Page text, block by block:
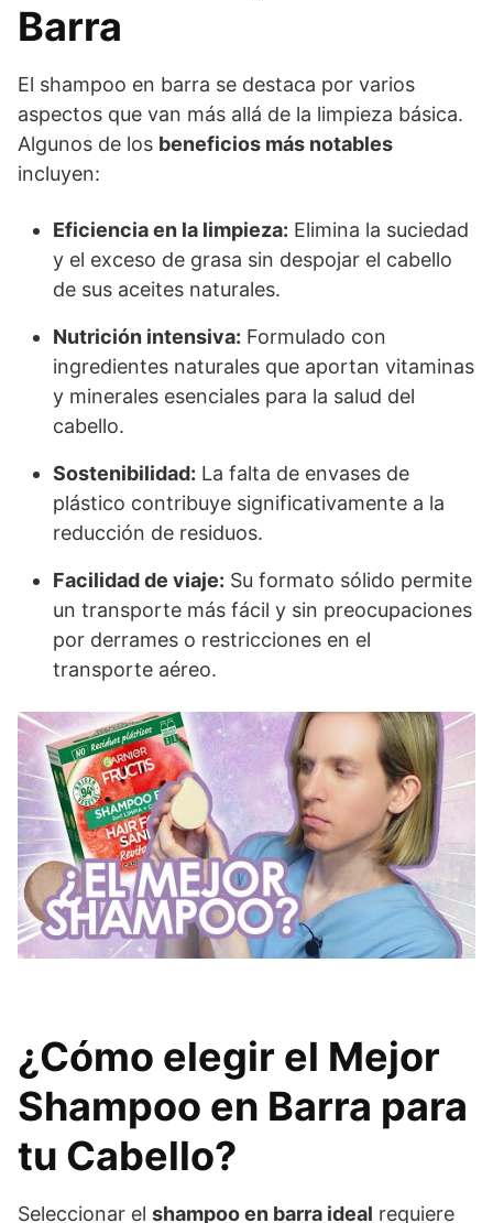
Barra
El shampoo en barra se destaca por varios
aspectos que van más allá de la limpieza básica.
Algunos de los beneficios más notables
incluyen:
Eficiencia en la limpieza: Elimina la suciedad
y el exceso de grasa sin despojar el cabello
de sus aceites naturales.
Nutrición intensiva: Formulado con
ingredientes naturales que aportan vitaminas
y minerales esenciales para la salud del
cabello.
Sostenibilidad: La falta de envases de
plástico contribuye significativamente a la
reducción de residuos.
Facilidad de viaje: Su formato sólido permite
un transporte más fácil y sin preocupaciones
por derrames o restricciones en el
transporte aéreo.
¿Cómo elegir el Mejor
Shampoo en Barra para
tu Cabello?
Seleccionar el shampoo en barra ideal requiere